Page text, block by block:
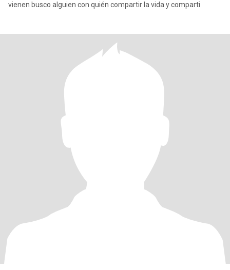
vienen busco alguien con quién compartir la vida y comparti